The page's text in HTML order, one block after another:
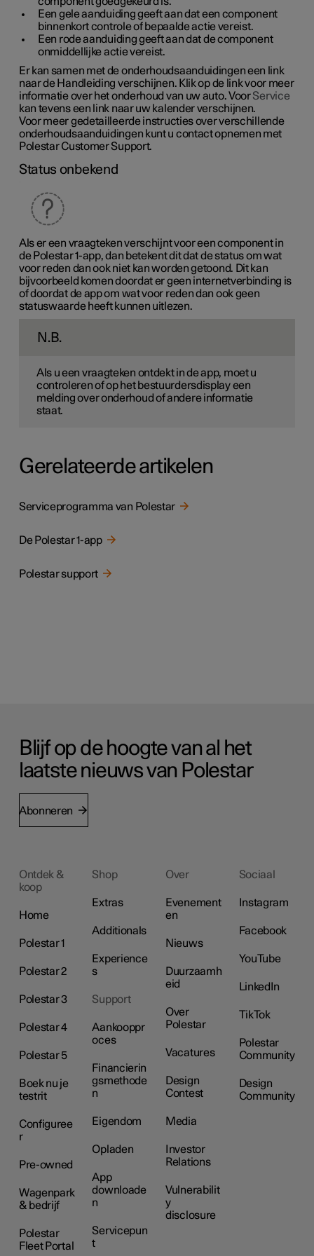
Een gele aanduiding geeft aan dat een component
binnenkort controle of bepaalde actie vereist.
Een rode aanduiding geeft aan dat de component
onmiddellijke actie vereist.
Er kan samen met de onderhoudsaanduidingen een link
naar de Handleiding verschijnen. Klik op de link voor meer
informatie over het onderhoud van uw auto. VoorService
kan tevens een link naar uw kalender verschijnen.
Voor meer gedetailleerde instructies over verschillende
onderhoudsaanduidingen kunt u contact opnemen met
Polestar Customer Support.
Status onbekend
Als er een vraagteken verschijnt voor een component in
de Polestar 1-app, dan betekent dit dat de status om wat
voor reden dan ook niet kan worden getoond. Dit kan
bijvoorbeeld komen doordat er geen internetverbinding is
of doordat de app om wat voor reden dan ook geen
statuswaarde heeft kunnen uitlezen.
N.B.
Als u een vraagteken ontdekt in de app, moet u
controleren of op het bestuurdersdisplay een
melding over onderhoud of andere informatie
staat.
Gerelateerde artikelen
Serviceprogramma van Polestar
De Polestar 1-app
Polestar support
Blijf op de hoogte van al het
laatste nieuws van Polestar
Abonneren
Ontdek &
koop
Home
Polestar 1
Polestar 2
Polestar 3
Polestar 4
Polestar 5
Boek nu je
testrit
Configuree
r
Pre-owned
Wagenpark
& bedrijf
Polestar
Fleet Portal
Shop
Extras
Additionals
Experience
s
Support
Aankooppr
oces
Financierin
gsmethode
n
Eigendom
Opladen
App
downloade
n
Servicepun
t
Over
Evenement
en
Nieuws
Duurzaamh
eid
Over
Polestar
Vacatures
Design
Contest
Media
Investor
Relations
Vulnerabilit
y
disclosure
Sociaal
Instagram
Facebook
YouTube
LinkedIn
TikTok
Polestar
Community
Design
Community